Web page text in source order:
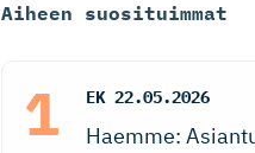
Aiheen suosituimmat
EK 22.05.2026
Haemme: